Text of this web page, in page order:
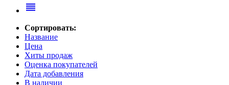
reorder
Сортировать:
Название
Цена
Хиты продаж
Оценка покупателей
Дата добавления
В наличии